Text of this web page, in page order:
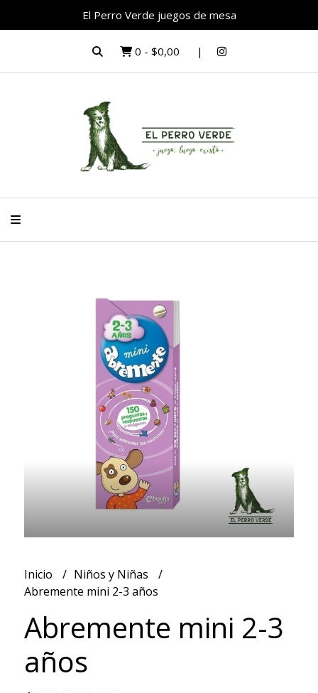
El Perro Verde juegos de mesa
0 - $0,00
Inicio
Niños y Niñas
Abremente mini 2-3 años
Abremente mini 2-3
años